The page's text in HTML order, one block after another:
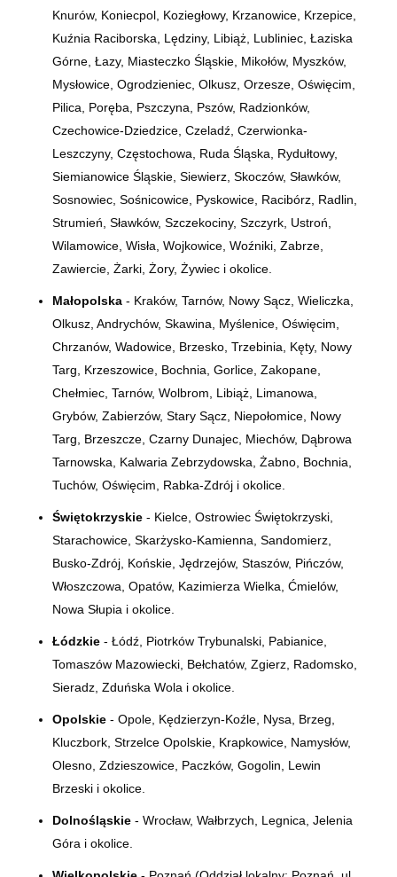
Knurów, Koniecpol, Koziegłowy, Krzanowice, Krzepice,
Kuźnia Raciborska, Lędziny, Libiąż, Lubliniec, Łaziska
Górne, Łazy, Miasteczko Śląskie, Mikołów, Myszków,
Mysłowice, Ogrodzieniec, Olkusz, Orzesze, Oświęcim,
Pilica, Poręba, Pszczyna, Pszów, Radzionków,
Czechowice-Dziedzice, Czeladź, Czerwionka-
Leszczyny, Częstochowa, Ruda Śląska, Rydułtowy,
Siemianowice Śląskie, Siewierz, Skoczów, Sławków,
Sosnowiec, Sośnicowice, Pyskowice, Racibórz, Radlin,
Strumień, Sławków, Szczekociny, Szczyrk, Ustroń,
Wilamowice, Wisła, Wojkowice, Woźniki, Zabrze,
Zawiercie, Żarki, Żory, Żywiec i okolice.
Małopolska- Kraków, Tarnów, Nowy Sącz, Wieliczka,
Olkusz, Andrychów, Skawina, Myślenice, Oświęcim,
Chrzanów, Wadowice, Brzesko, Trzebinia, Kęty, Nowy
Targ, Krzeszowice, Bochnia, Gorlice, Zakopane,
Chełmiec, Tarnów, Wolbrom, Libiąż, Limanowa,
Grybów, Zabierzów, Stary Sącz, Niepołomice, Nowy
Targ, Brzeszcze, Czarny Dunajec, Miechów, Dąbrowa
Tarnowska, Kalwaria Zebrzydowska, Żabno, Bochnia,
Tuchów, Oświęcim, Rabka-Zdrój i okolice.
Świętokrzyskie- Kielce, Ostrowiec Świętokrzyski,
Starachowice, Skarżysko-Kamienna, Sandomierz,
Busko-Zdrój, Końskie, Jędrzejów, Staszów, Pińczów,
Włoszczowa, Opatów, Kazimierza Wielka, Ćmielów,
Nowa Słupia i okolice.
Łódzkie- Łódź, Piotrków Trybunalski, Pabianice,
Tomaszów Mazowiecki, Bełchatów, Zgierz, Radomsko,
Sieradz, Zduńska Wola i okolice.
Opolskie- Opole, Kędzierzyn-Koźle, Nysa, Brzeg,
Kluczbork, Strzelce Opolskie, Krapkowice, Namysłów,
Olesno, Zdzieszowice, Paczków, Gogolin, Lewin
Brzeski i okolice.
Dolnośląskie- Wrocław, Wałbrzych, Legnica, Jelenia
Góra i okolice.